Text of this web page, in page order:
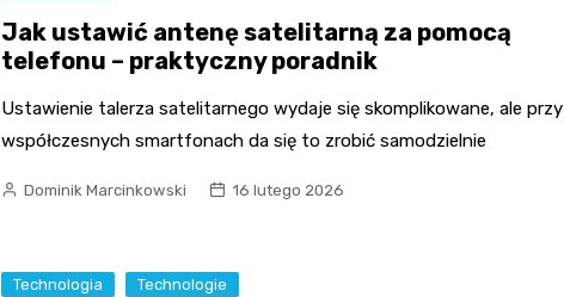
Jak ustawić antenę satelitarną za pomocą
telefonu – praktyczny poradnik
Ustawienie talerza satelitarnego wydaje się skomplikowane, ale przy
współczesnych smartfonach da się to zrobić samodzielnie
Dominik Marcinkowski 16 lutego 2026
Technologia Technologie